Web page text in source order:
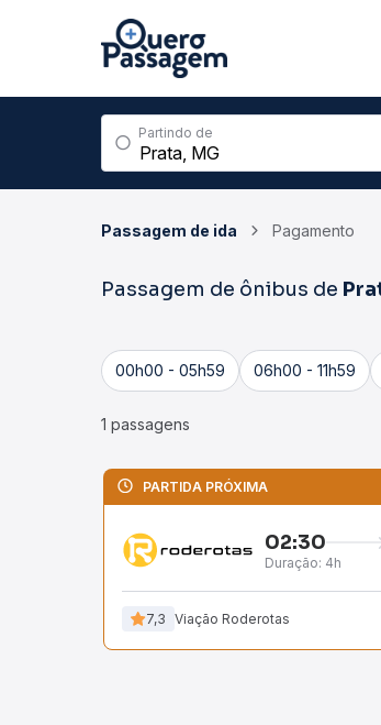
Partindo de
Passagem de ida Pagamento
Passagem de ônibus de
00h00 - 05h59 06h00 - 11h59
1 passagens
PARTIDA PRÓXIMA
02:30
Duração: 4h
7,3 Viação Roderotas